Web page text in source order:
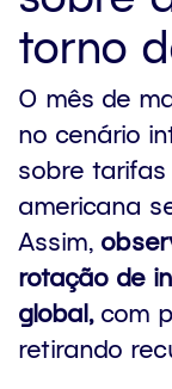
torno
O mês de
no cenário
sobre
americana
Assim,
rotação de
global, com
retirando